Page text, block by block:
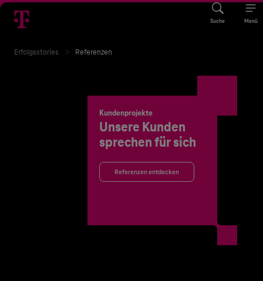
Suche Menü
Erfolgsstories Referenzen
Kundenprojekte
Unsere Kunden
sprechen für sich
Referenzen entdecken